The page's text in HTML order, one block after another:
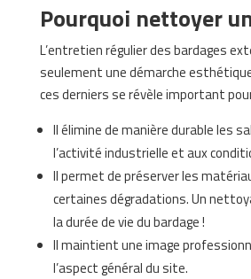
Pourquoi nettoyer
L’entretien régulier des bardages
seulement une démarche
ces derniers se révèle important
Il élimine de manière durable les
l’activité industrielle et aux
Il permet de préserver les
certaines dégradations. Un
la durée de vie du bardage !
Il maintient une image
l’aspect général du site.